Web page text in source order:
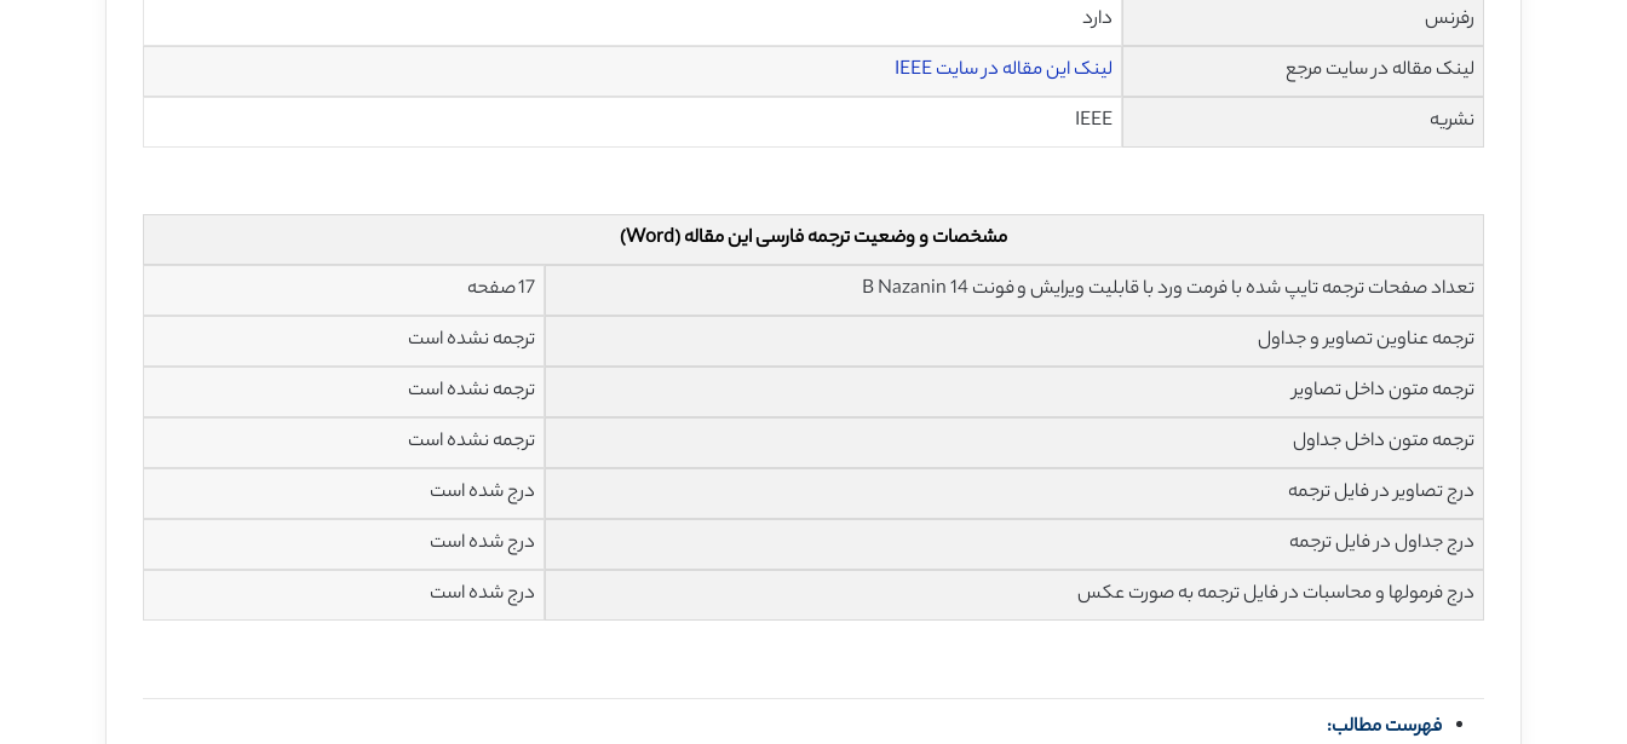
رفرنس
دارد
لینک مقاله در سایت مرجع
لینک این مقاله در سایت IEEE
نشریه
IEEE
مشخصات و وضعیت ترجمه فارسی این مقاله (Word)
تعداد صفحات ترجمه تایپ شده با فرمت ورد با قابلیت ویرایش و فونت 14 B Nazanin
17 صفحه
ترجمه عناوین تصاویر و جداول
ترجمه نشده است
ترجمه متون داخل تصاویر
ترجمه نشده است
ترجمه متون داخل جداول
ترجمه نشده است
درج تصاویر در فایل ترجمه
درج شده است
درج جداول در فایل ترجمه
درج شده است
درج فرمولها و محاسبات در فایل ترجمه به صورت عکس
درج شده است
فهرست مطالب: